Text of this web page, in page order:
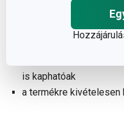
is kaphatóak
a termékre kivételesen